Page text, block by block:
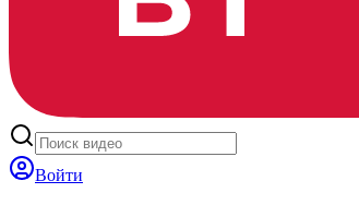
Войти